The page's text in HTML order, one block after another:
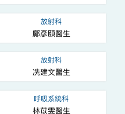
放射科
鄺彥頤醫生
放射科
冼建文醫生
呼吸系統科
林苡雯醫生